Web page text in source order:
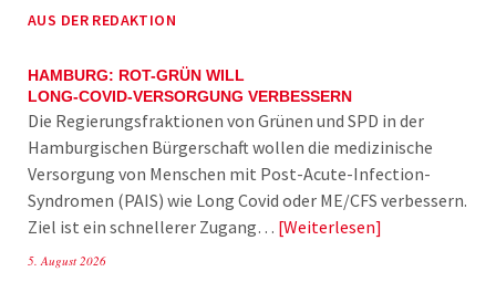
AUS DER REDAKTION
HAMBURG: ROT-GRÜN WILL
LONG-COVID-VERSORGUNG VERBESSERN
Die Regierungsfraktionen von Grünen und SPD in der
Hamburgischen Bürgerschaft wollen die medizinische
Versorgung von Menschen mit Post-Acute-Infection-
Syndromen (PAIS) wie Long Covid oder ME/CFS verbessern.
Ziel ist ein schnellerer Zugang… Weiterlesen
5. August 2026